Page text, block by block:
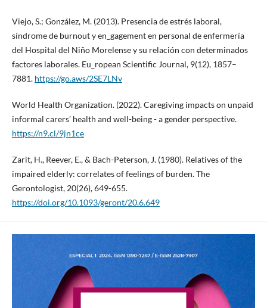
Viejo, S.; González, M. (2013). Presencia de estrés laboral,
síndrome de burnout y en_gagement en personal de enfermería
del Hospital del Niño Morelense y su relación con determinados
factores laborales. Eu_ropean Scientific Journal, 9(12), 1857–
7881. https://go.aws/2SE7LNv
World Health Organization. (2022). Caregiving impacts on unpaid
informal carers’ health and well-being - a gender perspective.
https://n9.cl/9jn1ce
Zarit, H., Reever, E., & Bach-Peterson, J. (1980). Relatives of the
impaired elderly: correlates of feelings of burden. The
Gerontologist, 20(26), 649-655.
https://doi.org/10.1093/geront/20.6.649